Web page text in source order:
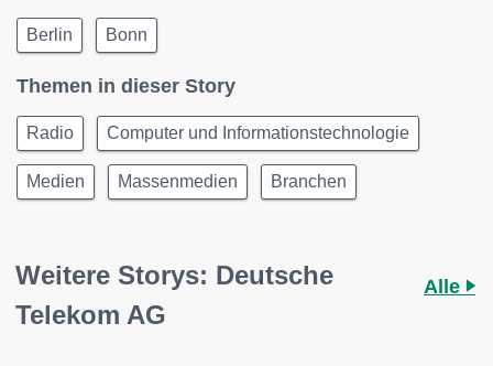
Berlin Bonn
Themen in dieser Story
Radio Computer und Informationstechnologie
Medien Massenmedien Branchen
Weitere Storys: Deutsche
Telekom AG
Alle